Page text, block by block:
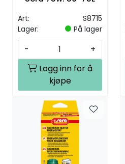
Art:
S8715
Lager:
På lager
-
+
Logg inn for å
kjøpe